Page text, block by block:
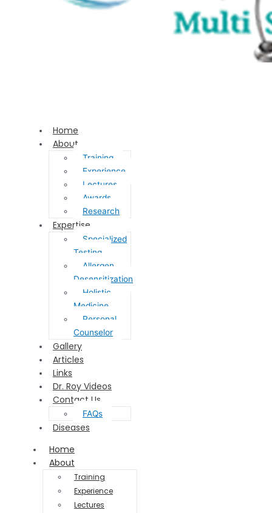
Home
About
Training
Experience
Lectures
Awards
Research
Expertise
Specialized
Testing
Allergen
Desensitization
Holistic
Medicine
Personal
Counselor
Gallery
Articles
Links
Dr. Roy Videos
Contact Us
FAQs
Diseases
Home
About
Training
Experience
Lectures